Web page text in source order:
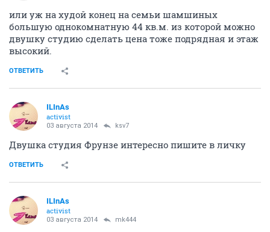
или уж на худой конец на семьи шамшиных
большую однокомнатную 44 кв.м. из которой можно
двушку студию сделать цена тоже подрядная и этаж
высокий.
ОТВЕТИТЬ
ILInAs
activist
03 августа 2014 ksv7
Двушка студия Фрунзе интересно пишите в личку
ОТВЕТИТЬ
ILInAs
activist
03 августа 2014 mk444